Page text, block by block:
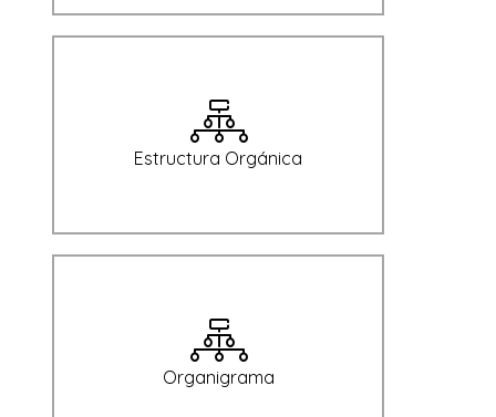
Estructura Orgánica
Organigrama